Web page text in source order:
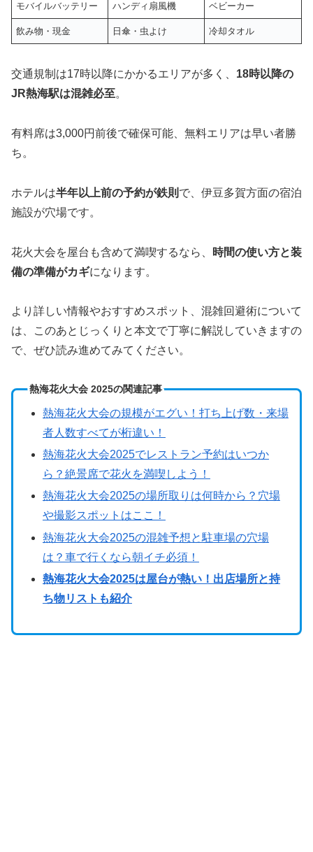
モバイルバッテリー ハンディ扇風機 ベビーカー
飲み物・現金 日傘・虫よけ 冷却タオル
交通規制は17時以降にかかるエリアが多く、 18時以降の
JR熱海駅は混雑必至。
有料席は3,000円前後で確保可能、無料エリアは早い者勝
ち。
ホテルは半年以上前の予約が鉄則 で、伊豆多賀方面の宿泊
施設が穴場です。
花火大会を屋台も含めて満喫するなら、
時間の使い方と装
備の準備がカギになります。
より詳しい情報やおすすめスポット、混雑回避術について
は、このあとじっくりと本文で丁寧に解説していきますの
で、ぜひ読み進めてみてください。
熱海花火大会 2025の関連記事
熱海花火大会の規模がエグい！打ち上げ数・来場
者人数すべてが桁違い！
熱海花火大会2025でレストラン予約はいつか
ら？絶景席で花火を満喫しよう！
熱海花火大会2025の場所取りは何時から？穴場
や撮影スポットはここ！
熱海花火大会2025の混雑予想と駐車場の穴場
は？車で行くなら朝イチ必須！
熱海花火大会2025は屋台が熱い！出店場所と持
ち物リストも紹介